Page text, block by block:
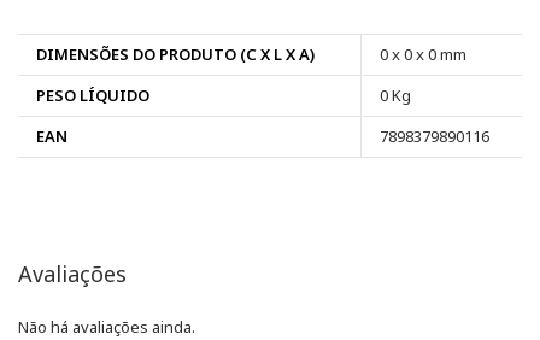
DIMENSÕES DO PRODUTO (C X L X A)
0 x 0 x 0 mm
PESO LÍQUIDO
0 Kg
EAN
7898379890116
Avaliações
Não há avaliações ainda.